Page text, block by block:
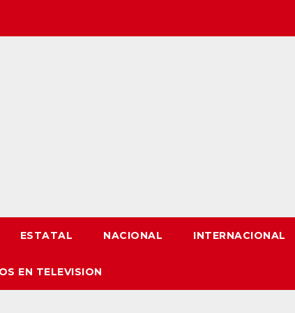
ESTATAL NACIONAL INTERNACIONAL
EN TELEVISION